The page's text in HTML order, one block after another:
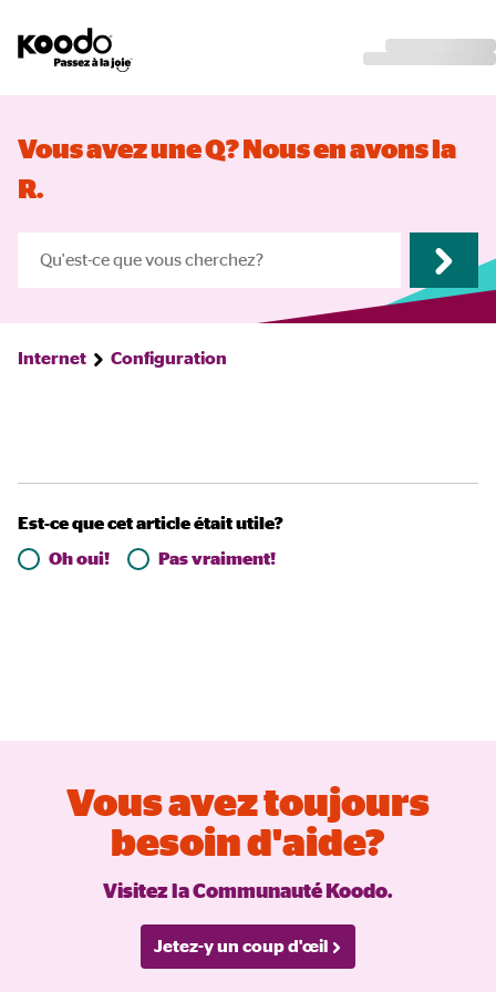
Vous avez une Q? Nous en avons la
R.
Internet Configuration
Est-ce que cet article était utile?
Oh oui!
Pas vraiment!
Vous avez toujours
besoin d'aide?
Visitez la Communauté Koodo.
Jetez-y un coup d'œil